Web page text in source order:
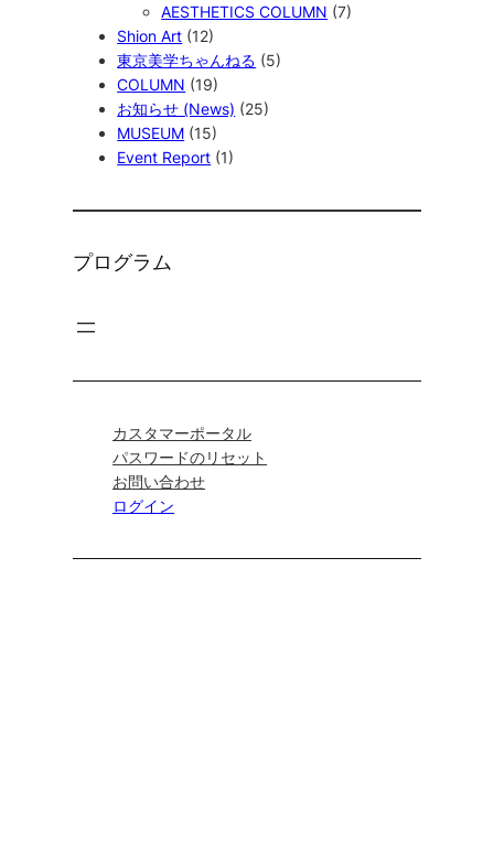
AESTHETICS COLUMN (7)
Shion Art (12)
東京美学ちゃんねる (5)
COLUMN (19)
お知らせ (News) (25)
MUSEUM (15)
Event Report (1)
プログラム
カスタマーポータル
パスワードのリセット
お問い合わせ
ログイン